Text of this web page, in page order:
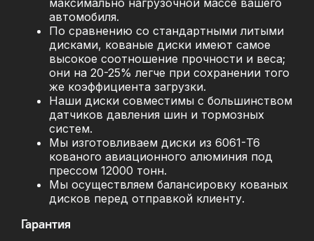
автомобиля.
По сравнению со стандартными литыми
дисками, кованые диски имеют самое
высокое соотношение прочности и веса;
они на 20-25% легче при сохранении того
же коэффициента загрузки.
Наши диски совместимы с большинством
датчиков давления шин и тормозных
систем.
Мы изготовливаем диски из 6061-T6
кованого авиационного алюминия под
прессом 12000 тонн.
Мы осуществляем балансировку кованых
дисков перед отправкой клиенту.
Гарантия